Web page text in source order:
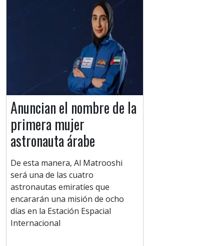
Anuncian el nombre de la
primera mujer
astronauta árabe
De esta manera, Al Matrooshi
será una de las cuatro
astronautas emiratíes que
encararán una misión de ocho
días en la Estación Espacial
Internacional